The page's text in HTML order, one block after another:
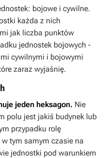
bojowe i cywilne.
każda z nich
jak liczba punktów
jednostek bojowych -
cywilnymi i bojowymi
zaraz wyjaśnię.
jeden heksagon. Nie
polu jest jakiś budynek lub
przypadku rolę
tym samym czasie na
jednostki pod warunkiem